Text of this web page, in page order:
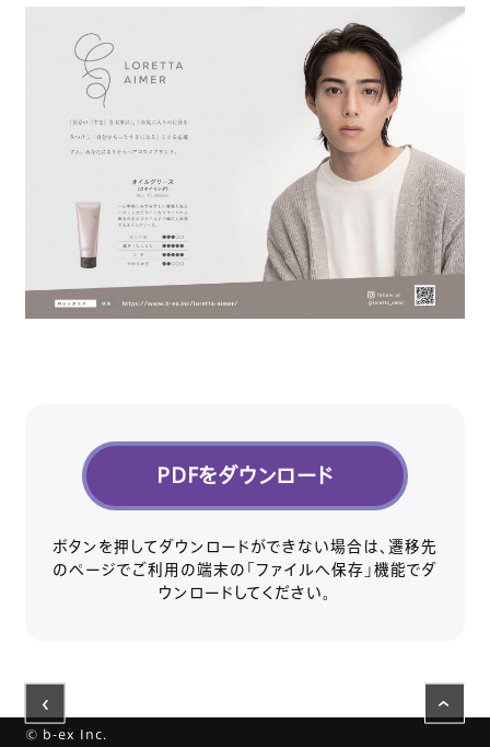
PDFをダウンロード
ボタンを押してダウンロードができない場合は、遷移先
のページでご利用の端末の「ファイルへ保存」機能でダ
ウンロードしてください。
›
›
© b-ex Inc.